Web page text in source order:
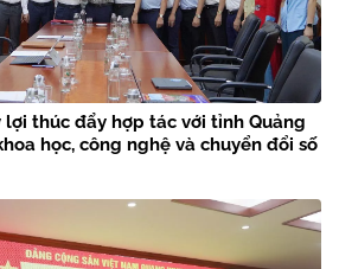
lợi thúc đẩy hợp tác với tỉnh Quảng
học, công nghệ và chuyển đổi số